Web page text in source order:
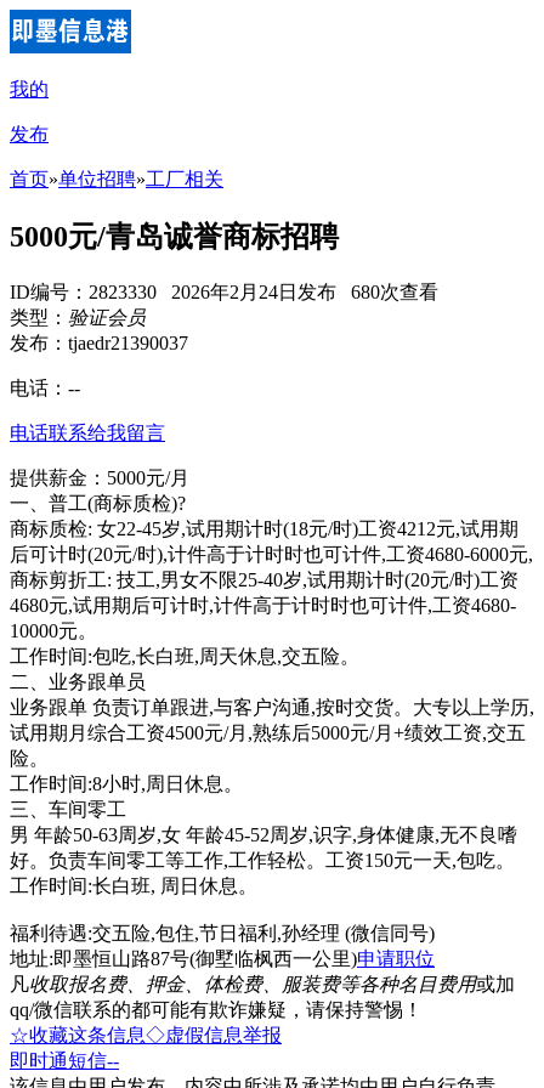
我的
发布
首页»单位招聘»工厂相关
5000元/青岛诚誉商标招聘
ID编号：2823330 2026年2月24日发布 680次查看
类型： 验证会员
发布：tjaedr21390037
电话： --
电话联系给我留言
提供薪金：5000元/月
一、普工(商标质检)?
商标质检: 女22-45岁,试用期计时(18元/时)工资4212元,试用期
后可计时(20元/时),计件高于计时时也可计件,工资4680-6000元,
商标剪折工: 技工,男女不限25-40岁,试用期计时(20元/时)工资
4680元,试用期后可计时,计件高于计时时也可计件,工资4680-
10000元。
工作时间:包吃,长白班,周天休息,交五险。
二、业务跟单员
业务跟单 负责订单跟进,与客户沟通,按时交货。大专以上学历,
试用期月综合工资4500元/月,熟练后5000元/月+绩效工资,交五
险。
工作时间:8小时,周日休息。
三、车间零工
男 年龄50-63周岁,女 年龄45-52周岁,识字,身体健康,无不良嗜
好。负责车间零工等工作,工作轻松。工资150元一天,包吃。
工作时间:长白班, 周日休息。
福利待遇:交五险,包住,节日福利,孙经理 (微信同号)
地址:即墨恒山路87号(御墅临枫西一公里)申请职位
凡收取报名费、押金、体检费、服装费等各种名目费用或加
qq/微信联系的都可能有欺诈嫌疑，请保持警惕！
☆收藏这条信息◇虚假信息举报
即时通短信--